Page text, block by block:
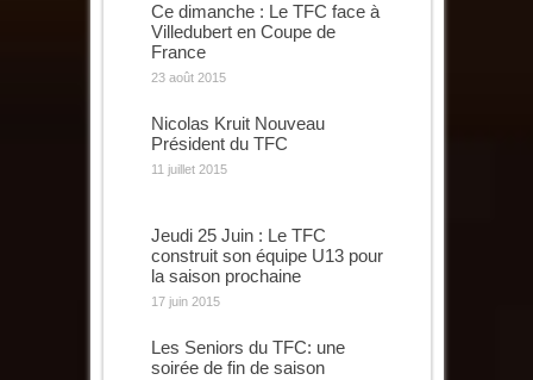
Ce dimanche : Le TFC face à
Villedubert en Coupe de
France
23 août 2015
Nicolas Kruit Nouveau
Président du TFC
11 juillet 2015
Jeudi 25 Juin : Le TFC
construit son équipe U13 pour
la saison prochaine
17 juin 2015
Les Seniors du TFC: une
soirée de fin de saison